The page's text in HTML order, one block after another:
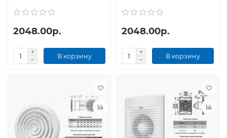
2048.00р.
В корзину
2048.00р.
В корзину